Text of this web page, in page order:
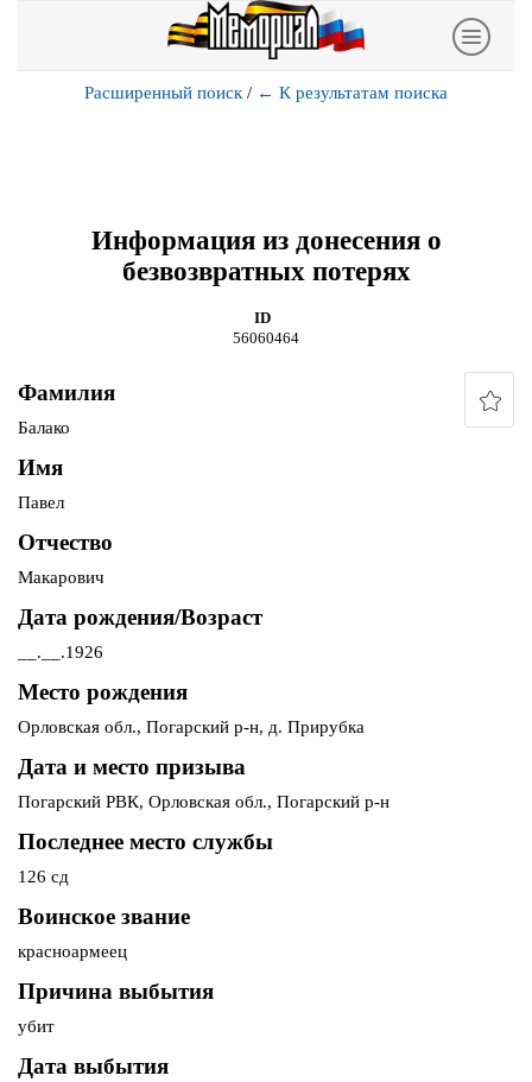
Расширенный поиск / ← К результатам поиска
Информация из донесения о
безвозвратных потерях
ID
56060464
Фамилия
Балако
Имя
Павел
Отчество
Макарович
Дата рождения/Возраст
__.__.1926
Место рождения
Орловская обл., Погарский р-н, д. Прирубка
Дата и место призыва
Погарский РВК, Орловская обл., Погарский р-н
Последнее место службы
126 сд
Воинское звание
красноармеец
Причина выбытия
убит
Дата выбытия